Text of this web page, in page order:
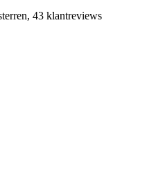
43 klantreviews